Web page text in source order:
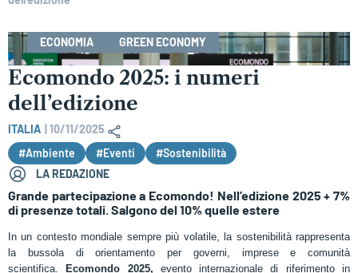
ECONOMIA GREEN ECONOMY
Ecomondo 2025: i numeri
dell’edizione
ITALIA
10/11/2025
#Ambiente
#Eventi
#Sostenibilità
LA REDAZIONE
Grande partecipazione a Ecomondo! Nell’edizione 2025 + 7%
di presenze totali. Salgono del 10% quelle estere
In un contesto mondiale sempre più volatile, la sostenibilità rappresenta
la bussola di orientamento per governi, imprese e comunità
scientifica.
Ecomondo 2025, evento internazionale di riferimento in